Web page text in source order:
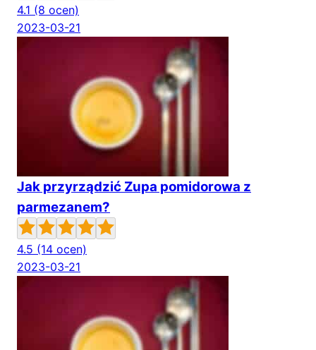
4.1 (8 ocen)
2023-03-21
Jak przyrządzić Zupa pomidorowa z
parmezanem?
4.5 (14 ocen)
2023-03-21